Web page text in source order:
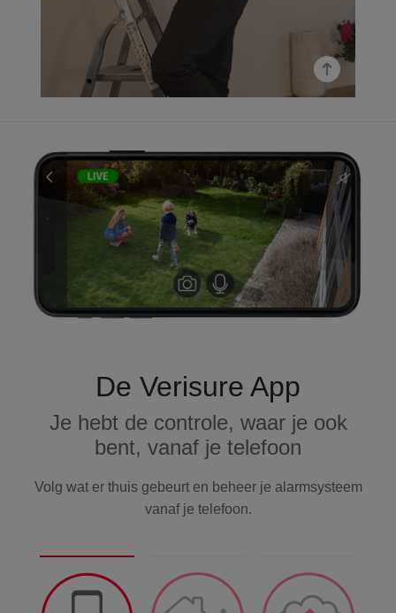
De Verisure App
Je hebt de controle, waar je ook
bent, vanaf je telefoon
Volg wat er thuis gebeurt en beheer je alarmsysteem
vanaf je telefoon.